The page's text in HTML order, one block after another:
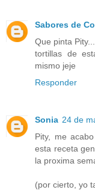
Sabores de
Que pinta
tortillas de
mismo jeje
Responder
Sonia 24 de
Pity, me
esta receta
la proxima
(por cierto, yo